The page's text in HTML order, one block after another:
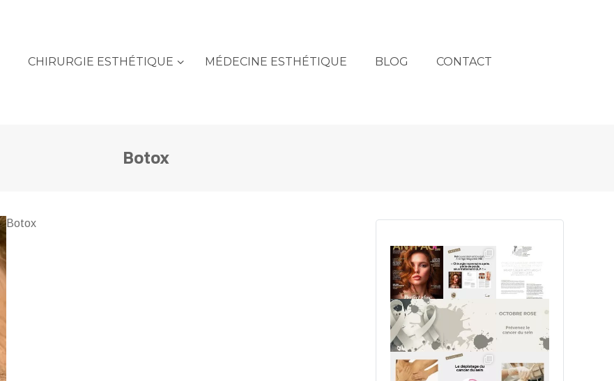
CHIRURGIE ESTHÉTIQUE MÉDECINE ESTHÉTIQUE BLOG CONTACT
Botox
Botox